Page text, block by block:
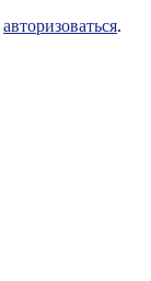
авторизоваться.